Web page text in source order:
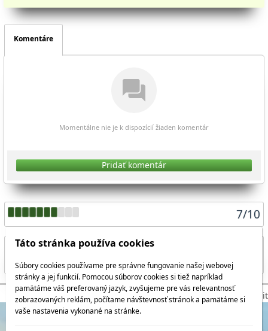
7/10
Zdieľať aktuálnu stránku
Komentáre
Momentálne nie je k dispozícií žiaden komentár
Pridať komentár
© 2026 WEXBO |www.wexbo.com|Prihlásiť
Táto stránka používa cookies
Súbory cookies používame pre správne fungovanie našej webovej
stránky a jej funkcií. Pomocou súborov cookies si tiež napríklad
pamätáme váš preferovaný jazyk, zvyšujeme pre vás relevantnosť
zobrazovaných reklám, počítame návštevnosť stránok a pamätáme si
vaše nastavenia vykonané na stránke.